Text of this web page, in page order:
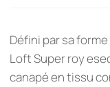
Défini par sa
Loft Super roy
canapé en tissu